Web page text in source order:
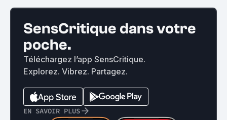
SensCritique dans votre
poche.
Téléchargez l’app SensCritique.
Explorez. Vibrez. Partagez.
EN SAVOIR PLUS